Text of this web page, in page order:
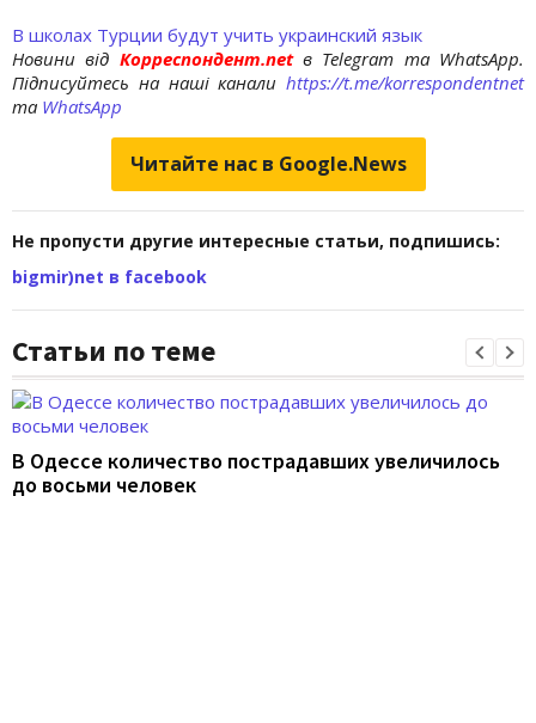
В школах Турции будут учить украинский язык
Новини від Корреспондент.netв Telegram та WhatsApp.
Підписуйтесь на наші канали https://t.me/korrespondentnet
та WhatsApp
Читайте нас в Google.News
Не пропусти другие интересные статьи, подпишись:
bigmir)net в facebook
Статьи по теме
В Одессе количество пострадавших увеличилось
до восьми человек